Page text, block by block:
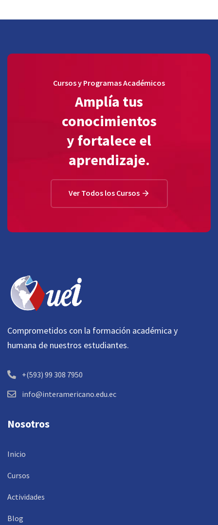
Cursos y Programas Académicos
Amplía tus
conocimientos
y fortalece el
aprendizaje.
Ver Todos los Cursos
Comprometidos con la formación académica y
humana de nuestros estudiantes.
+(593) 99 308 7950
info@interamericano.edu.ec
Nosotros
Inicio
Cursos
Actividades
Blog